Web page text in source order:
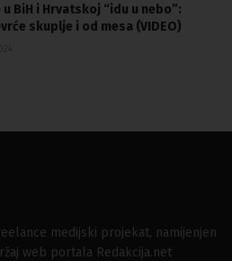
u BiH i Hrvatskoj “idu u nebo”:
skuplje i od mesa (VIDEO)
medijski projekat, namijenjen
web portala Redakcija.net